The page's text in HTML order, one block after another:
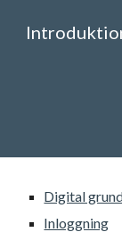
Digital
Inloggning